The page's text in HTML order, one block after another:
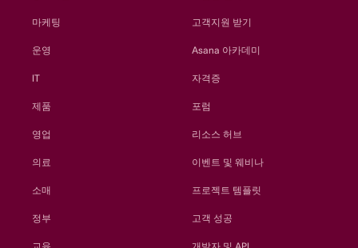
마케팅
운영
IT
제품
영업
의료
소매
정부
고객지원 받기
Asana 아카데미
자격증
포럼
리소스 허브
이벤트 및 웨비나
프로젝트 템플릿
고객 성공